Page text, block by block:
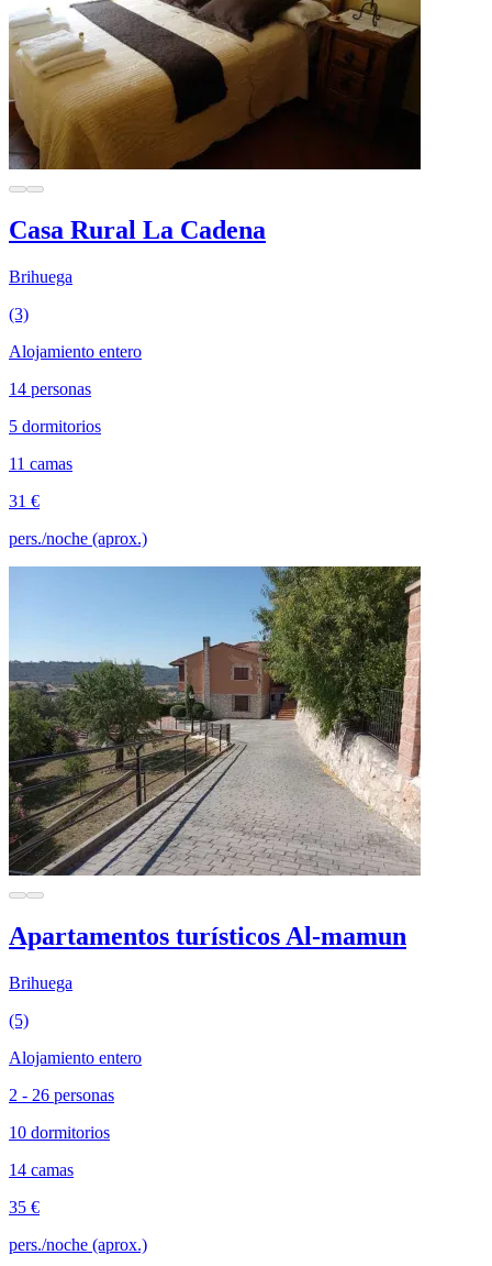
Casa Rural La Cadena
Brihuega
(3)
Alojamiento entero
14 personas
5 dormitorios
11 camas
31 €
pers./noche (aprox.)
Apartamentos turísticos Al-mamun
Brihuega
(5)
Alojamiento entero
2 - 26 personas
10 dormitorios
14 camas
35 €
pers./noche (aprox.)